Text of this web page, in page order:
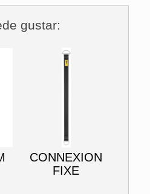
gustar:
CONNEXION
FIXE